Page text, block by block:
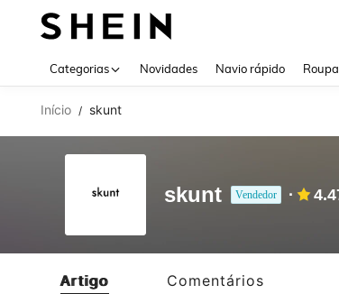
Categorias Novidades Navio rápido
Início / skunt
skunt Vendedor
Artigo Comentários